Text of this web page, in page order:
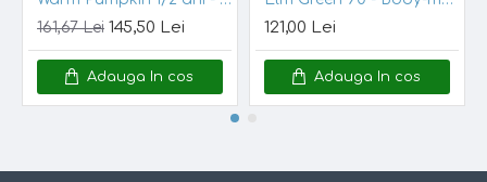
Datorita termoreglarii si a faptului ca lenjeria
Material: 100% lana merinos
hainele de zapada. Fabricate 100% din lana Merino,
161,67 Lei 145,50 Lei
Adauga In cos
121,00 Lei
Adauga In cos